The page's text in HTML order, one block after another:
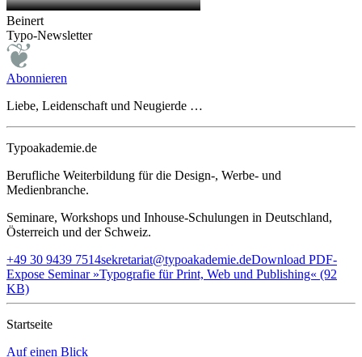
Beinert
Typo-Newsletter
Abonnieren
Liebe, Leidenschaft und Neugierde …
Typoakademie.de
Berufliche Weiterbildung für die Design-, Werbe- und
Medienbranche.
Seminare, Workshops und Inhouse-Schulungen in Deutschland,
Österreich und der Schweiz.
+49 30 9439 7514sekretariat@typoakademie.deDownload PDF-
Expose Seminar »Typografie für Print, Web und Publishing« (92
KB)
Startseite
Auf einen Blick